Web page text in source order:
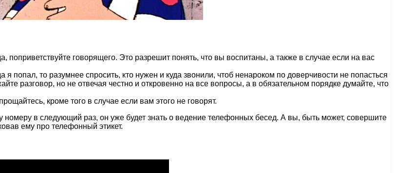
поприветствуйте говорящего. Это разрешит понять, что вы воспитаны, а также в случае если на вас
попал, то разумнее спросить, кто нужен и куда звонили, чтоб ненароком по доверчивости не попасться
разговор, но не отвечая честно и откровенно на все вопросы, а в обязательном порядке думайте, что
кроме того в случае если вам этого не говорят.
номеру в следующий раз, он уже будет знать о ведение телефонных бесед. А вы, быть может, совершите
ему про телефонный этикет.